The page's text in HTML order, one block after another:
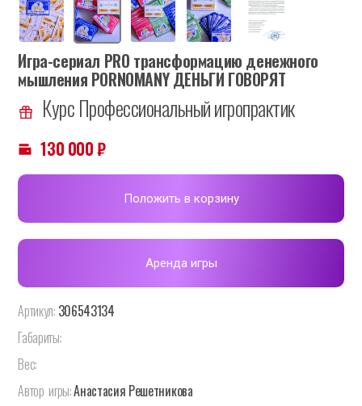
Игра-сериал PRO трансформацию денежного
мышления PORNOMANY ДЕНЬГИ ГОВОРЯТ
Курс Профессиональный игропрактик
130 000₽
Положить в корзину
Аренда игры
Артикул: 306543134
Габариты:
Вес:
Автор игры:Анастасия Решетникова